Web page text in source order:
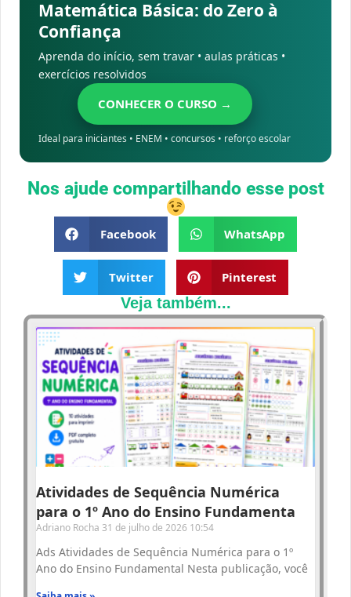
Matemática Básica: do Zero à
Confiança
Aprenda do início, sem travar • aulas práticas •
exercícios resolvidos
CONHECER O CURSO →
Ideal para iniciantes • ENEM • concursos • reforço escolar
Nos ajude compartilhando esse post
Facebook WhatsApp
Twitter Pinterest
Veja também...
Atividades de Sequência Numérica
para o 1º Ano do Ensino Fundamenta
Adriano Rocha 31 de julho de 2026 10:54
Ads Atividades de Sequência Numérica para o 1º
Ano do Ensino Fundamental Nesta publicação, você